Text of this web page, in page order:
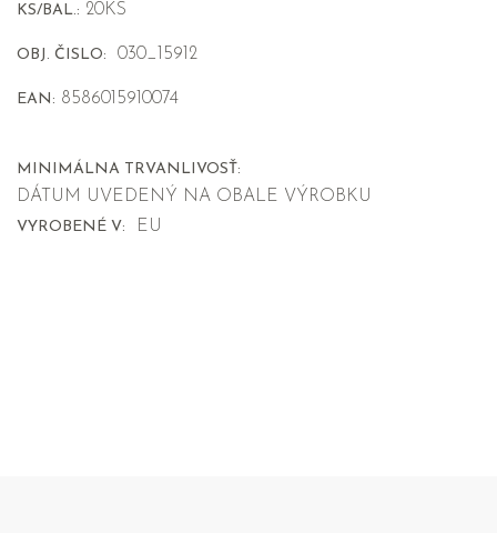
KS/BAL.: 20KS
OBJ. ČISLO: 030_15912
EAN: 8586015910074
MINIMÁLNA TRVANLIVOSŤ:
DÁTUM UVEDENÝ NA OBALE VÝROBKU
VYROBENÉ V: EU